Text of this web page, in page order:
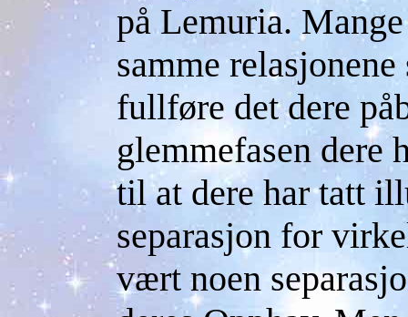
på Lemuria.
samme
fullføre det dere
glemmefasen dere
til at dere har tatt
separasjon for
vært noen